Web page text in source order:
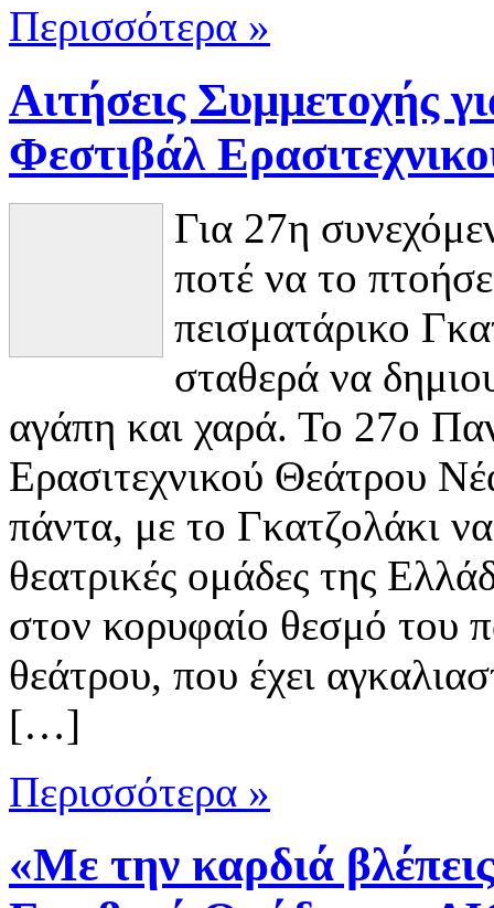
Περισσότερα »
Αιτήσεις Συμμετοχής
Φεστιβάλ
Για 27η
ποτέ να το
πεισματάρικο
σταθερά να
αγάπη και χαρά. Το 27ο
Ερασιτεχνικού Θεάτρου
πάντα, με το Γκατζολάκι
θεατρικές ομάδες της
στον κορυφαίο θεσμό του
θεάτρου, που έχει
[…]
Περισσότερα »
«Με την καρδιά